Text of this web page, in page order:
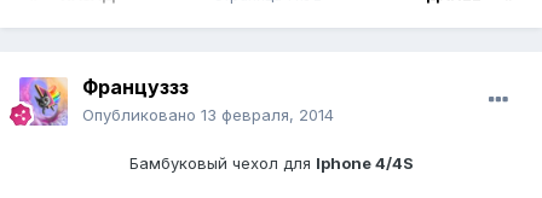
Француззз
Опубликовано 13 февраля, 2014
Бамбуковый чехол для Iphone 4/4S